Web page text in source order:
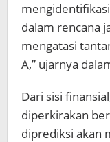
dalam rencana
mengatasi
A,” ujarnya
Dari sisi
diperkirakan
diprediksi akan